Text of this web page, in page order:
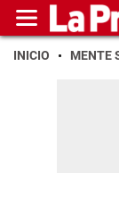
INICIO MENTE